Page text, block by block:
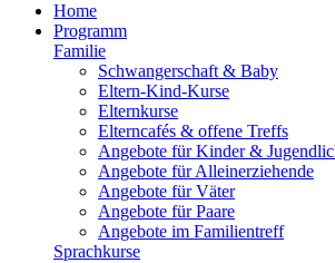
Home
Programm
Familie
Schwangerschaft & Baby
Eltern-Kind-Kurse
Elternkurse
Elterncafés & offene Treffs
Angebote für Kinder &
Angebote für Alleinerziehende
Angebote für Väter
Angebote für Paare
Angebote im Familientreff
Sprachkurse